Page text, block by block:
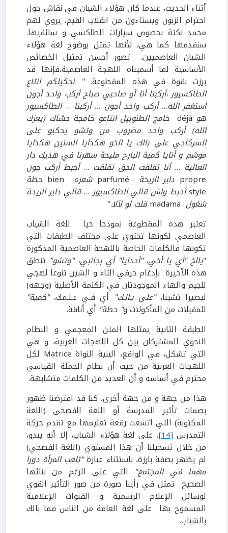
أثناء الحديث، عندما كان هؤلاء الشبان في نقاش حول
احترام الزبون ويستاءون من انقلاب القيم، يروي لهم
محمد نكتة بخصوص سيارات الطاكسي و سائقيها.
سنقدمها كما هي، لأنها تمثل بوضوح لغة هؤلاء
الشبان العاصميين، تصور أحسن تمثيل الخصائص
الأساسية لما أسميناه اللهجة العاصمية،فإنها قد
برزت بقوة في هذه المقطوعة. " نحكيلكم انتاع
الطاكسيور ،أركبنا أنا أو صاحبي صباح أركب واحد أجون
استغفر الله…أركب واحد أجون …أركبنا …الطاكسيور
هو déjà خامج الطنوبيل انتاعو خامجة حشاك (يعزك
الله) أركب واحد مضروب من وتشو يحكيو على
السركاجي على بالك يا الخو هكذايا السنين هكذايا
موشم و أنايا كمية البارح مليحة سهرنا في هذيك دار
العالية …أنا تقلقت الحق تقلقت …أحبط أركب جون
propre داير الريحة شعره bien حطة
styleأحبط واش قالي الطاكسيور …قالي داير الريحة
شغول
قلت لو لآلا."
تعتبر هذه المقطوعة نموذجا حيا للغة الشباب
العاصمي لكونها تحتوي على مختلف الطبقات التي
تكونها فالكلمات الخاصة باللهجة العاصمية المذكورة
"يالخ "أي يا أخي، "أحدايا" أي بجانبي، "وتشو" تنطق
هذه الأخيرة بإدغام حرفي التاء و الشين تنوعا لهجي
للجيم والهاء الموجودتان في الكلمة الأصلية (وجهه)
ليصيرا تشينا،"على بـالـك" أي فـي عـلـمك، "كمية"
للمقبلات من المأكولات و" حطة" أي أناقة.
الطبقة الثانية يمثلها المتن المعجمي و النظام
النحوي المشتركان بين كل اللهجات العربية، و هي
التي تشكل، في الواقع، البنية النواة Matrice لكل
اللهجات العربية من حيث أن نظام الجملة القياسي
محترم في أساسه و أن العديد من الكلمات متشابهة.
هذا من جهة و من جهة أخرى، كنا قد افترضنا ظهور
بصمات تأثير المدرسة أو اللغة الفصحى (اللغة
المكتوبة) التي اتسعت رقعة تعليمها مع تقدم حركة
التمدرس[14]
، على لغة هؤلاء الشباب، إلا أنه يبدو،
من خلال تسجيلنا أن هذا المستوي (اللغة الفصحي)
لم يظهر بصفة بارزة، باستثناء عبارة"تلعب المرأة دورا
مهما في المجتمع" التي على الرغم من بنائها
الصحيح تمثل في رأينا صورة من صور التأثير القوي
لوسائل الإعلام الرسمية و القنوات الإعلامية
المسموح بها على لغة العامة من الناس فما بالك
بالشباب.